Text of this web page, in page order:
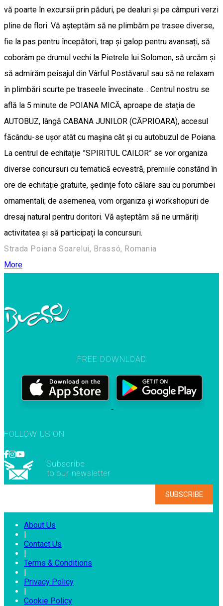
vă poarte în excursii prin păduri, pe dealuri și pe câmpuri verzi
pline de flori. Vă așteptăm să ne plimbăm pe trasee diverse,
fie la pas pentru începători, trap și galop pentru avansați, să
coborâm pe drumul vechi la Pietrele lui Solomon, să urcăm și
să admirăm peisajul din Vârful Postăvarul sau să ne relaxam
în plimbări scurte pe traseele învecinate… Centrul nostru se
află la 5 minute de POIANA MICĂ, aproape de stația de
AUTOBUZ, lângă CABANA JUNILOR (CĂPRIOARA), accesul
făcându-se ușor atât cu mașina cât și cu autobuzul de Poiana.
La centrul de echitație ”SPIRITUL CAILOR” se vor organiza
diverse concursuri cu tematică ecvestră, premiile constând în
ore de echitație gratuite, ședințe foto călare sau cu porumbei
ornamentali; de asemenea, vom organiza și workshopuri de
dresaj natural pentru doritori. Vă așteptăm să ne urmăriți
activitatea și să participați la concursuri.
Strada Poiana Soarelui, Brassó, Romania
More
FREE DOWNLOAD
FOLLOW US ON
Subscribe
to our newsletter
About Us
|
Contact Us
|
Terms & Conditions
|
Privacy Policy
|
Cookie Policy